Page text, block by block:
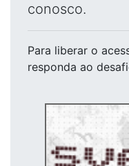
conosco.
Para liberar o
responda ao